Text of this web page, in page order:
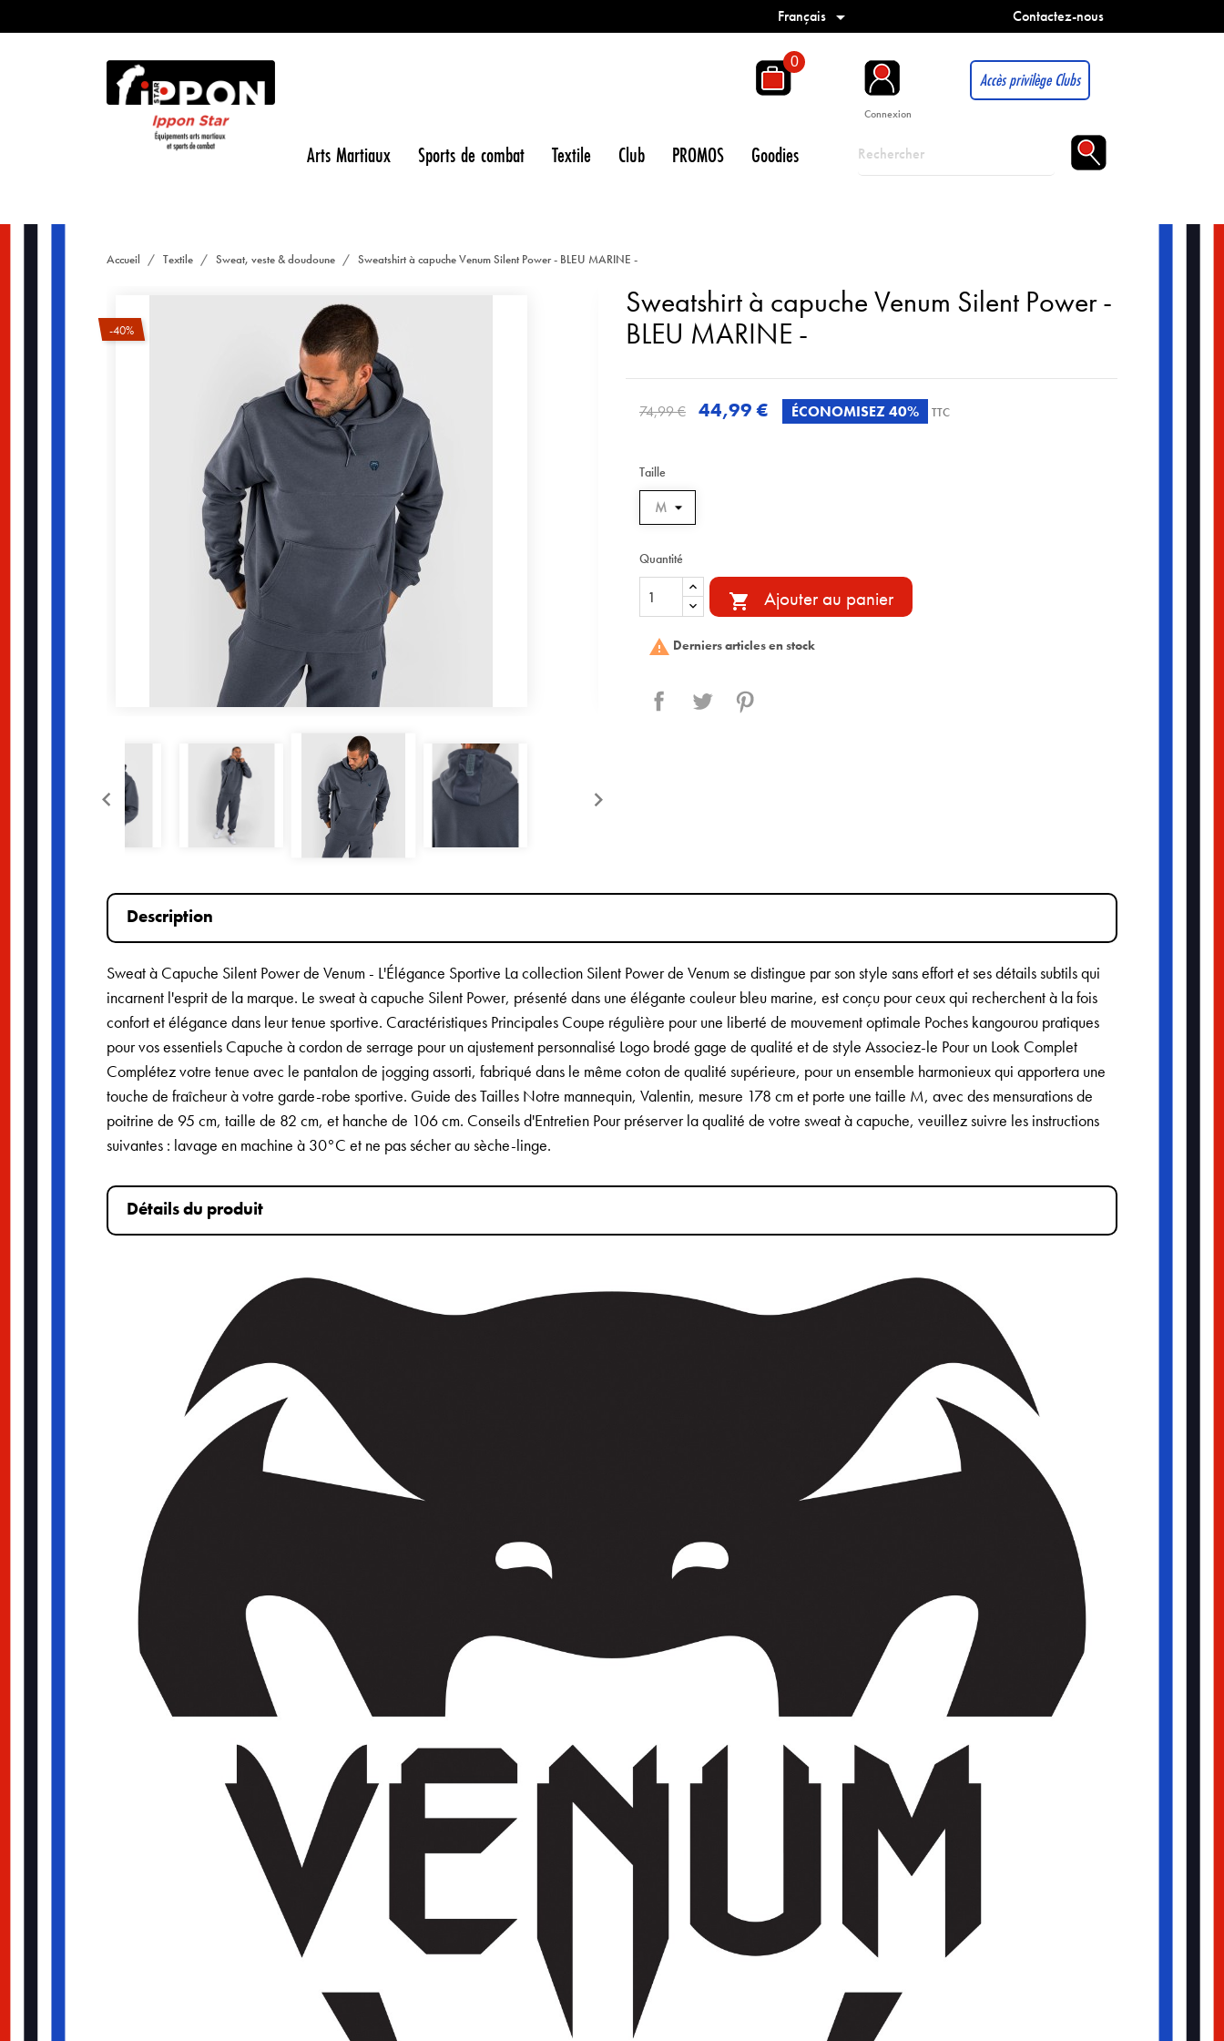
Contactez-nous
Français 
Connexion
Accès privilège Clubs
0
Arts Martiaux Sports de combat Textile Club PROMOS Goodies
Accueil Textile Sweat, veste & doudoune Sweatshirt à capuche Venum Silent Power - BLEU MARINE -
-40%
Sweatshirt à capuche Venum Silent Power -
BLEU MARINE -
74,99 € 44,99 € ÉCONOMISEZ 40% TTC
Taille
Quantité
 Ajouter au panier
 Derniers articles en stock
Partager Tweet
Description
Sweat à Capuche Silent Power de Venum - L'Élégance Sportive La collection Silent Power de Venum se distingue par son style sans effort et ses détails subtils qui
incarnent l'esprit de la marque. Le sweat à capuche Silent Power, présenté dans une élégante couleur bleu marine, est conçu pour ceux qui recherchent à la fois
confort et élégance dans leur tenue sportive. Caractéristiques Principales Coupe régulière pour une liberté de mouvement optimale Poches kangourou pratiques
pour vos essentiels Capuche à cordon de serrage pour un ajustement personnalisé Logo brodé gage de qualité et de style Associez-le Pour un Look Complet
Complétez votre tenue avec le pantalon de jogging assorti, fabriqué dans le même coton de qualité supérieure, pour un ensemble harmonieux qui apportera une
touche de fraîcheur à votre garde-robe sportive. Guide des Tailles Notre mannequin, Valentin, mesure 178 cm et porte une taille M, avec des mensurations de
poitrine de 95 cm, taille de 82 cm, et hanche de 106 cm. Conseils d'Entretien Pour préserver la qualité de votre sweat à capuche, veuillez suivre les instructions
suivantes : lavage en machine à 30°C et ne pas sécher au sèche-linge.
Détails du produit